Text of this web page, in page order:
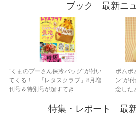
ブック 最新ニ
“くまのプーさん保冷バッグ”が付い
てくる！ 「レタスクラブ」8月増
刊号＆特別号が超すてき
ポムポ
ン”が
念した
特集・レポート 最